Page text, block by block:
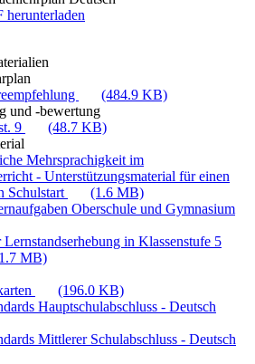
herunterladen
(484.9 KB)
und -bewertung
9
(48.7 KB)
Mehrsprachigkeit im
- Unterstützungsmaterial für einen
Schulstart
(1.6 MB)
Oberschule und Gymnasium
in Klassenstufe 5
MB)
(196.0 KB)
Hauptschulabschluss - Deutsch
Mittlerer Schulabschluss - Deutsch